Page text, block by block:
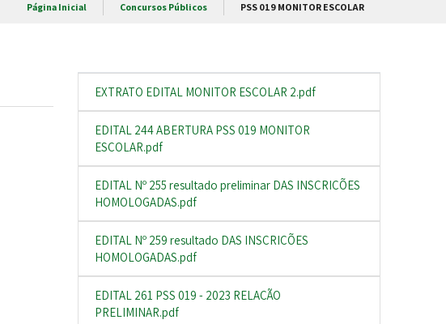
Página Inicial Concursos Públicos PSS 019 MONITOR ESCOLAR
EXTRATO EDITAL MONITOR ESCOLAR 2.pdf
EDITAL 244 ABERTURA PSS 019 MONITOR
ESCOLAR.pdf
EDITAL Nº 255 resultado preliminar DAS INSCRIÇÕES
HOMOLOGADAS.pdf
EDITAL Nº 259 resultado DAS INSCRIÇÕES
HOMOLOGADAS.pdf
EDITAL 261 PSS 019 - 2023 RELAÇÃO
PRELIMINAR.pdf